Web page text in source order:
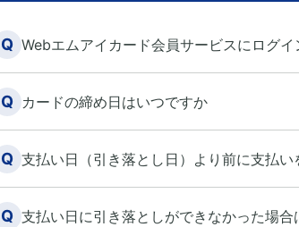
Q Webエムアイカード会員サービスにログイ
Q カードの締め日はいつですか
Q 支払い日（引き落とし日）より前に支払い
Q 支払い日に引き落としができなかった場合